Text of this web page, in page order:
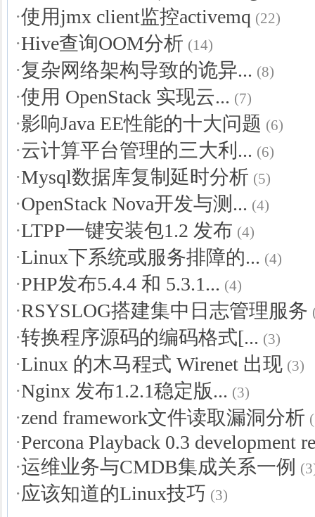
·使用jmx client监控activemq (22)
·Hive查询OOM分析 (14)
·复杂网络架构导致的诡异... (8)
·使用 OpenStack 实现云... (7)
·影响Java EE性能的十大问题 (6)
·云计算平台管理的三大利... (6)
·Mysql数据库复制延时分析 (5)
·OpenStack Nova开发与测... (4)
·LTPP一键安装包1.2 发布 (4)
·Linux下系统或服务排障的... (4)
·PHP发布5.4.4 和 5.3.1... (4)
·RSYSLOG搭建集中日志管理服务
·转换程序源码的编码格式[... (3)
·Linux 的木马程式 Wirenet 出现 (3)
·Nginx 发布1.2.1稳定版... (3)
·zend framework文件读取漏洞分析
·Percona Playback 0.3 development
·运维业务与CMDB集成关系一例
·应该知道的Linux技巧 (3)